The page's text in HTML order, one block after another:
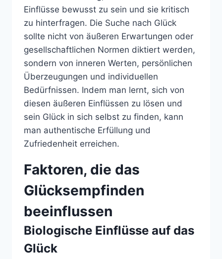
Einflüsse bewusst zu sein und sie kritisch
zu hinterfragen. Die Suche nach Glück
sollte nicht von äußeren Erwartungen oder
gesellschaftlichen Normen diktiert werden,
sondern von inneren Werten, persönlichen
Überzeugungen und individuellen
Bedürfnissen. Indem man lernt, sich von
diesen äußeren Einflüssen zu lösen und
sein Glück in sich selbst zu finden, kann
man authentische Erfüllung und
Zufriedenheit erreichen.
Faktoren, die das
Glücksempfinden
beeinflussen
Biologische Einflüsse auf das
Glück